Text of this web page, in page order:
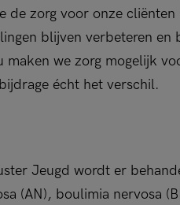
de zorg voor onze
blijven verbeteren en
maken we zorg mogelijk
écht het verschil.
Jeugd wordt er
(AN), boulimia nervosa